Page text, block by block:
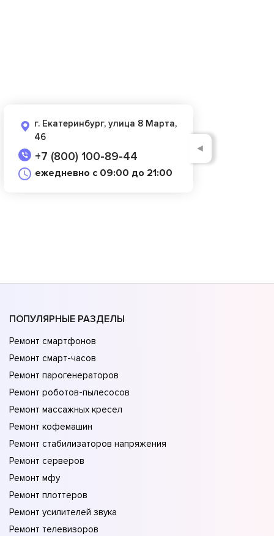
г. Екатеринбург, улица 8 Марта,
46
+7 (800) 100-89-44
ежедневно с 09:00 до 21:00
◄
ПОПУЛЯРНЫЕ РАЗДЕЛЫ
Ремонт смартфонов
Ремонт смарт-часов
Ремонт парогенераторов
Ремонт роботов-пылесосов
Ремонт массажных кресел
Ремонт кофемашин
Ремонт стабилизаторов напряжения
Ремонт серверов
Ремонт мфу
Ремонт плоттеров
Ремонт усилителей звука
Ремонт телевизоров